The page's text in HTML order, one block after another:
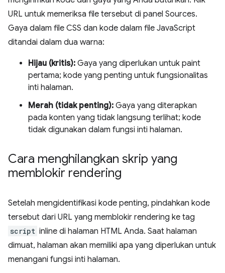
URL untuk memeriksa file tersebut di panel Sources.
Gaya dalam file CSS dan kode dalam file JavaScript
ditandai dalam dua warna:
Hijau (kritis): Gaya yang diperlukan untuk paint
pertama; kode yang penting untuk fungsionalitas
inti halaman.
Merah (tidak penting): Gaya yang diterapkan
pada konten yang tidak langsung terlihat; kode
tidak digunakan dalam fungsi inti halaman.
Cara menghilangkan skrip yang
memblokir rendering
Setelah mengidentifikasi kode penting, pindahkan kode
tersebut dari URL yang memblokir rendering ke tag
script inline di halaman HTML Anda. Saat halaman
dimuat, halaman akan memiliki apa yang diperlukan untuk
menangani fungsi inti halaman.